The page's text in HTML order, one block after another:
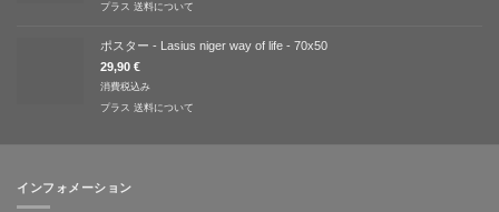
プラス 送料について
ポスター - Lasius niger way of life - 70x50
29,90 €
消費税込み
プラス 送料について
インフォメーション